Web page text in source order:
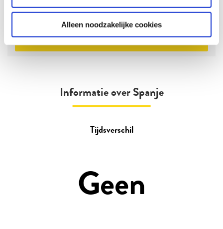
Alleen noodzakelijke cookies
15 apr. 2027 7 okt. 2027
Nu boeken
Informatie over Spanje
Tijdsverschil
Geen